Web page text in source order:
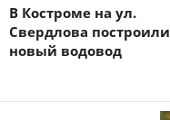
В Костроме на ул.
Свердлова построили
новый водовод